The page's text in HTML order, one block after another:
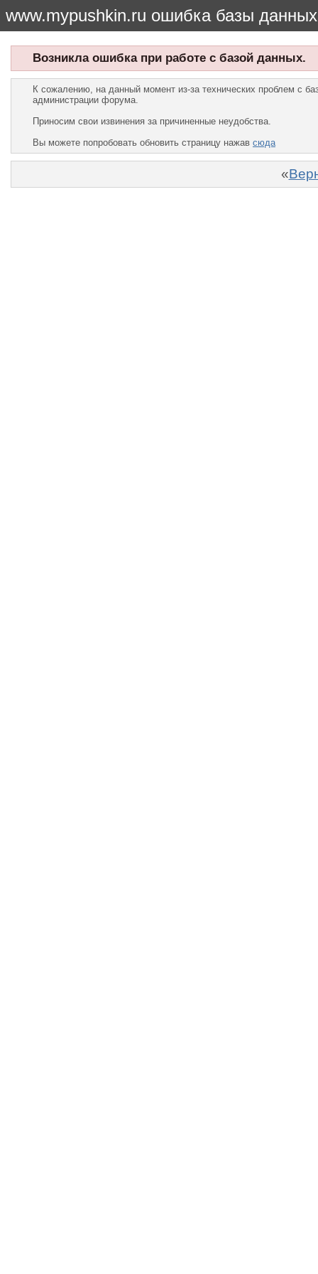
www.mypushkin.ru ошибка базы данных
Возникла ошибка при работе с базой данных.
К сожалению, на данный момент из-за технических проблем с
администрации форума.
Приносим свои извинения за причиненные неудобства.
Вы можете попробовать обновить страницу нажав сюда
«